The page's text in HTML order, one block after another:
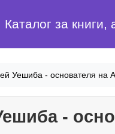
Каталог за книги,
Уешиба - основателя на
-